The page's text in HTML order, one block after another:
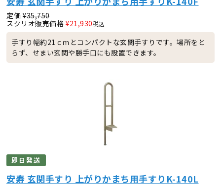
定価 ¥35,750
スクリオ販売価格 ¥21,930税込
手すり幅約21ｃｍとコンパクトな玄関手すりです。場所をと
らず、せまい玄関や勝手口にも設置できます。
即日発送
安寿 玄関手すり 上がりかまち用手すりK-140L